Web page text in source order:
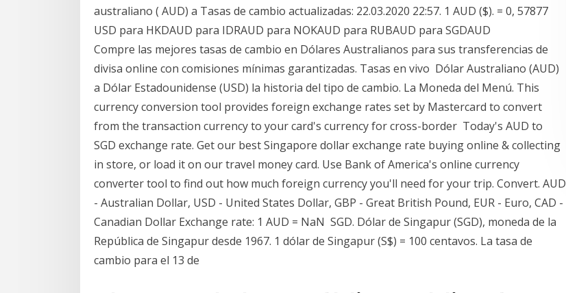
australiano ( AUD) a Tasas de cambio actualizadas: 22.03.2020 22:57. 1 AUD ($). = 0, 57877
USD para HKDAUD para IDRAUD para NOKAUD para RUBAUD para SGDAUD
Compre las mejores tasas de cambio en Dólares Australianos para sus transferencias de
divisa online con comisiones mínimas garantizadas. Tasas en vivo Dólar Australiano (AUD)
a Dólar Estadounidense (USD) la historia del tipo de cambio. La Moneda del Menú. This
currency conversion tool provides foreign exchange rates set by Mastercard to convert
from the transaction currency to your card's currency for cross-border Today's AUD to
SGD exchange rate. Get our best Singapore dollar exchange rate buying online & collecting
in store, or load it on our travel money card. Use Bank of America's online currency
converter tool to find out how much foreign currency you'll need for your trip. Convert. AUD
- Australian Dollar, USD - United States Dollar, GBP - Great British Pound, EUR - Euro, CAD -
Canadian Dollar Exchange rate: 1 AUD = NaN SGD. Dólar de Singapur (SGD), moneda de la
República de Singapur desde 1967. 1 dólar de Singapur (S$) = 100 centavos. La tasa de
cambio para el 13 de